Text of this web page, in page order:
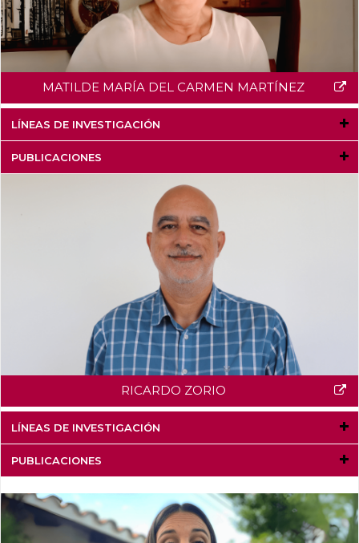
MATILDE MARÍA DEL CARMEN MARTÍNEZ
LÍNEAS DE INVESTIGACIÓN
PUBLICACIONES
RICARDO ZORIO
LÍNEAS DE INVESTIGACIÓN
PUBLICACIONES